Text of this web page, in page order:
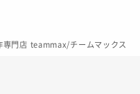
専門店 teammax/チームマックス